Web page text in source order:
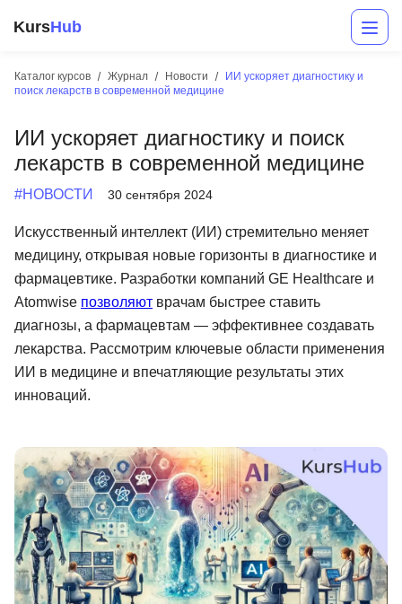
KursHub
Каталог курсов Журнал Новости
ИИ ускоряет диагностику и
поиск лекарств в современной медицине
ИИ ускоряет диагностику и поиск
лекарств в современной медицине
#НОВОСТИ 30 сентября 2024
Искусственный интеллект (ИИ) стремительно меняет
медицину, открывая новые горизонты в диагностике и
фармацевтике. Разработки компаний GE Healthcare и
Atomwise позволяют врачам быстрее ставить
диагнозы, а фармацевтам — эффективнее создавать
лекарства. Рассмотрим ключевые области применения
ИИ в медицине и впечатляющие результаты этих
инноваций.
Маркетинг
Дизайн
Аналитика
Менеджмент
Soft Skills
ДПО
Детям
Акции и промокоды